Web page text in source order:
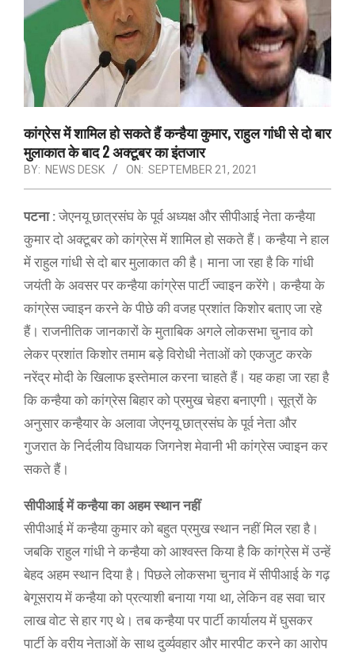
कांग्रेस में शामिल हो सकते हैं कन्हैया कुमार, राहुल गांधी से दो बार
मुलाकात के बाद 2 अक्टूबर का इंतजार
BY: NEWS DESK ON: SEPTEMBER 21, 2021
पटना : जेएनयू छात्रसंघ के पूर्व अध्यक्ष और सीपीआई नेता कन्हैया
कुमार दो अक्टूबर को कांग्रेस में शामिल हो सकते हैं। कन्हैया ने हाल
में राहुल गांधी से दो बार मुलाकात की है। माना जा रहा है कि गांधी
जयंती के अवसर पर कन्हैया कांग्रेस पार्टी ज्वाइन करेंगे। कन्हैया के
कांग्रेस ज्वाइन करने के पीछे की वजह प्रशांत किशोर बताए जा रहे
हैं। राजनीतिक जानकारों के मुताबिक अगले लोकसभा चुनाव को
लेकर प्रशांत किशोर तमाम बड़े विरोधी नेताओं को एकजुट करके
नरेंद्र मोदी के खिलाफ इस्तेमाल करना चाहते हैं। यह कहा जा रहा है
कि कन्हैया को कांग्रेस बिहार को प्रमुख चेहरा बनाएगी। सूत्रों के
अनुसार कन्हैयार के अलावा जेएनयू छात्रसंघ के पूर्व नेता और
गुजरात के निर्दलीय विधायक जिगनेश मेवानी भी कांग्रेस ज्वाइन कर
सकते हैं।
सीपीआई में कन्हैया का अहम स्थान नहीं
सीपीआई में कन्हैया कुमार को बहुत प्रमुख स्थान नहीं मिल रहा है।
जबकि राहुल गांधी ने कन्हैया को आश्वस्त किया है कि कांग्रेस में उन्हें
बेहद अहम स्थान दिया है। पिछले लोकसभा चुनाव में सीपीआई के गढ़
बेगूसराय में कन्हैया को प्रत्याशी बनाया गया था, लेकिन वह सवा चार
लाख वोट से हार गए थे। तब कन्हैया पर पार्टी कार्यालय में घुसकर
पार्टी के वरीय नेताओं के साथ दुर्व्यवहार और मारपीट करने का आरोप